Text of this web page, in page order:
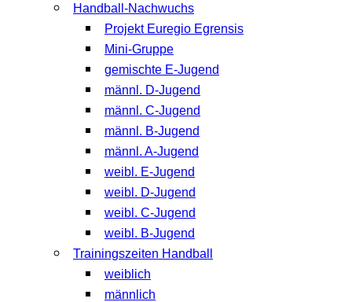
Handball-Nachwuchs
Projekt Euregio Egrensis
Mini-Gruppe
gemischte E-Jugend
männl. D-Jugend
männl. C-Jugend
männl. B-Jugend
männl. A-Jugend
weibl. E-Jugend
weibl. D-Jugend
weibl. C-Jugend
weibl. B-Jugend
Trainingszeiten Handball
weiblich
männlich